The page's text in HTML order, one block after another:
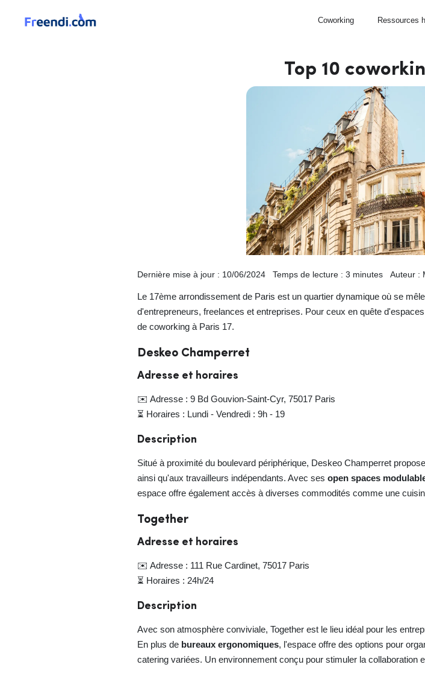
Coworking Ressources
Top 10
Dernière mise à jour : 10/06/2024 Temps de lecture : 3 minutes Auteur :
Le 17ème arrondissement de Paris est un quartier dynamique où se
d'entrepreneurs, freelances et entreprises. Pour ceux en quête
de coworking à Paris 17.
Deskeo Champerret
Adresse et horaires
✉️ Adresse : 9 Bd Gouvion-Saint-Cyr, 75017 Paris
⏳ Horaires : Lundi - Vendredi : 9h - 19
Description
Situé à proximité du boulevard périphérique, Deskeo Champerret
ainsi qu'aux travailleurs indépendants. Avec ses open spaces
espace offre également accès à diverses commodités comme une
Together
Adresse et horaires
✉️ Adresse : 111 Rue Cardinet, 75017 Paris
⏳ Horaires : 24h/24
Description
Avec son atmosphère conviviale, Together est le lieu idéal pour les
En plus de bureaux ergonomiques, l'espace offre des options pour
catering variées. Un environnement conçu pour stimuler la collaboration